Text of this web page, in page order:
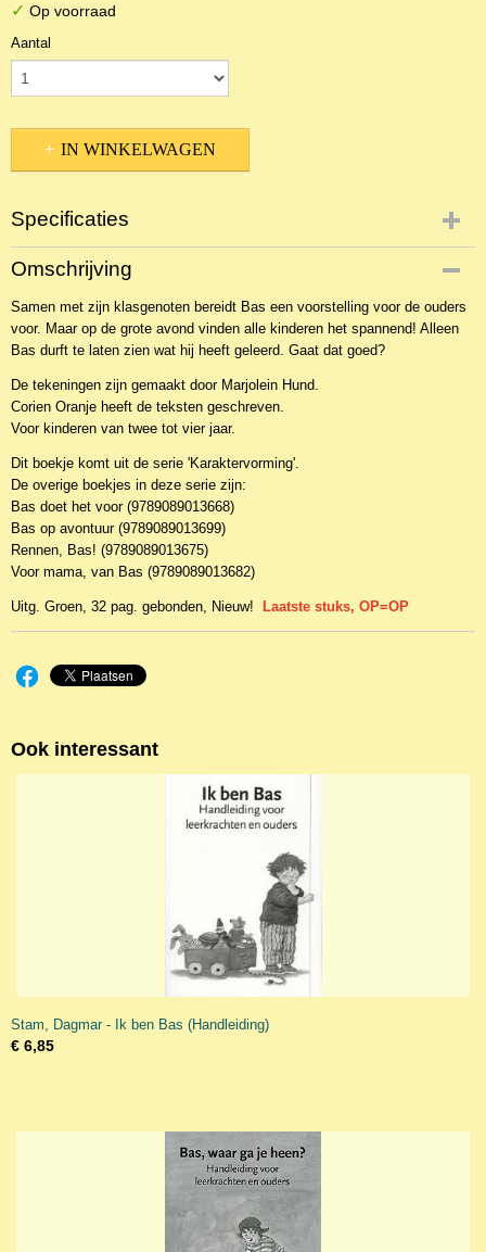
✓ Op voorraad
Aantal
IN WINKELWAGEN
Specificaties
Productcode
NBKEBBk-16090
EAN code
9789089013651
Omschrijving
Samen met zijn klasgenoten bereidt Bas een voorstelling voor de ouders
voor. Maar op de grote avond vinden alle kinderen het spannend! Alleen
Bas durft te laten zien wat hij heeft geleerd. Gaat dat goed?
De tekeningen zijn gemaakt door Marjolein Hund.
Corien Oranje heeft de teksten geschreven.
Voor kinderen van twee tot vier jaar.
Dit boekje komt uit de serie 'Karaktervorming'.
De overige boekjes in deze serie zijn:
Bas doet het voor (9789089013668)
Bas op avontuur (9789089013699)
Rennen, Bas! (9789089013675)
Voor mama, van Bas (9789089013682)
Uitg. Groen, 32 pag. gebonden, Nieuw! Laatste stuks, OP=OP
Ook interessant
Stam, Dagmar - Ik ben Bas (Handleiding)
€ 6,85